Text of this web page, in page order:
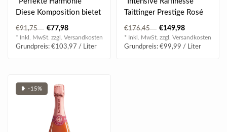
Diese Komposition bietet
eine perfekte Harmonie
zwischen de..
€91,75 €77,98
* Inkl. MwSt. zzgl. Versandkosten
Grundpreis: €103,97 / Liter
vol
Taittinger Prestige Rosé
bietet sich zu Beginn und
zum ..
€176,45 €149,98
* Inkl. MwSt. zzgl. Versandkosten
Grundpreis: €99,99 / Liter
❥ -15%